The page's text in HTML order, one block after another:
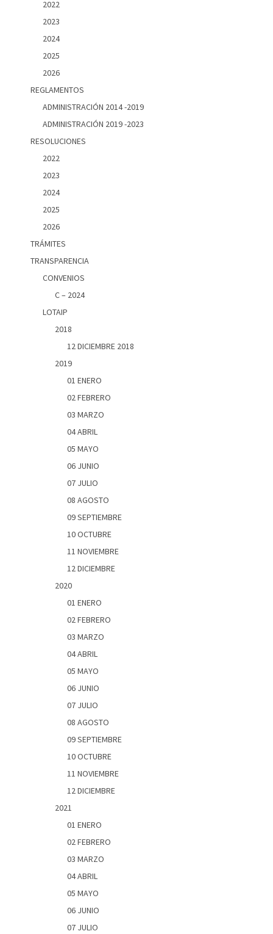
2022
2023
2024
2025
2026
REGLAMENTOS
ADMINISTRACIÓN 2014 -2019
ADMINISTRACIÓN 2019 -2023
RESOLUCIONES
2022
2023
2024
2025
2026
TRÁMITES
TRANSPARENCIA
CONVENIOS
C – 2024
LOTAIP
2018
12 DICIEMBRE 2018
2019
01 ENERO
02 FEBRERO
03 MARZO
04 ABRIL
05 MAYO
06 JUNIO
07 JULIO
08 AGOSTO
09 SEPTIEMBRE
10 OCTUBRE
11 NOVIEMBRE
12 DICIEMBRE
2020
01 ENERO
02 FEBRERO
03 MARZO
04 ABRIL
05 MAYO
06 JUNIO
07 JULIO
08 AGOSTO
09 SEPTIEMBRE
10 OCTUBRE
11 NOVIEMBRE
12 DICIEMBRE
2021
01 ENERO
02 FEBRERO
03 MARZO
04 ABRIL
05 MAYO
06 JUNIO
07 JULIO